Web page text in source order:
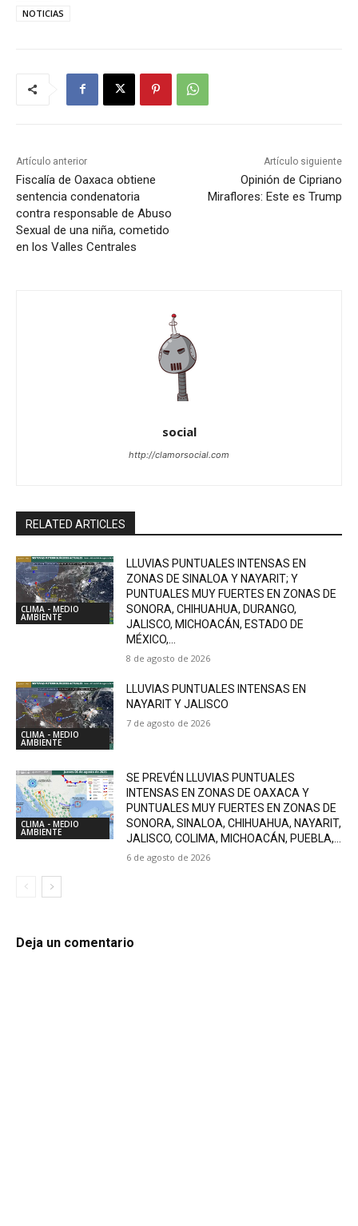
NOTICIAS
Artículo anterior
Fiscalía de Oaxaca obtiene
sentencia condenatoria
contra responsable de Abuso
Sexual de una niña, cometido
en los Valles Centrales
Artículo siguiente
Opinión de Cipriano
Miraflores: Este es Trump
social
http://clamorsocial.com
RELATED ARTICLES
CLIMA - MEDIO
AMBIENTE
LLUVIAS PUNTUALES INTENSAS EN
ZONAS DE SINALOA Y NAYARIT; Y
PUNTUALES MUY FUERTES EN ZONAS DE
SONORA, CHIHUAHUA, DURANGO,
JALISCO, MICHOACÁN, ESTADO DE
MÉXICO,...
8 de agosto de 2026
CLIMA - MEDIO
AMBIENTE
LLUVIAS PUNTUALES INTENSAS EN
NAYARIT Y JALISCO
7 de agosto de 2026
CLIMA - MEDIO
AMBIENTE
SE PREVÉN LLUVIAS PUNTUALES
INTENSAS EN ZONAS DE OAXACA Y
PUNTUALES MUY FUERTES EN ZONAS DE
SONORA, SINALOA, CHIHUAHUA, NAYARIT,
JALISCO, COLIMA, MICHOACÁN, PUEBLA,...
6 de agosto de 2026
Deja un comentario